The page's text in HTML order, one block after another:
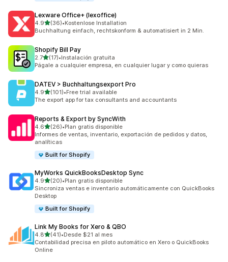
Lexware Office+ (lexoffice)
4.9de 5 estrellas
(36)
36 reseñas en total
•Kostenlose Installation
Buchhaltung einfach, rechtskonform & automatisiert in 2 Min.
Shopify Bill Pay
2.7de 5 estrellas
(17)
17 reseñas en total
•Instalación gratuita
Págale a cualquier empresa, en cualquier lugar y como quieras
DATEV > Buchhaltungsexport Pro
4.9de 5 estrellas
(101)
101 reseñas en total
•Free trial available
The export app for tax consultants and accountants
Reports & Export by SyncWith
4.6de 5 estrellas
(26)
26 reseñas en total
•Plan gratis disponible
Informes de ventas, inventario, exportación de pedidos y datos,
analíticas
Built for Shopify
MyWorks QuickBooksDesktop Sync
4.9de 5 estrellas
(20)
20 reseñas en total
•Plan gratis disponible
Sincroniza ventas e inventario automáticamente con QuickBooks
Desktop
Built for Shopify
Link My Books for Xero & QBO
4.8de 5 estrellas
(41)
41 reseñas en total
•Desde $21 al mes
Contabilidad precisa en piloto automático en Xero o QuickBooks
Online